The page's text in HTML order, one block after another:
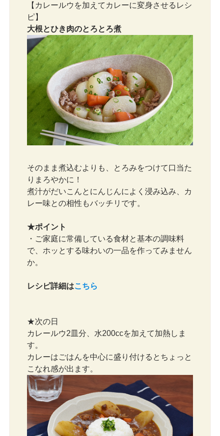
【カレールウを加えてカレーに変身させるレシ
ピ】
大根とひき肉のとろとろ煮
そのまま煮込むよりも、とろみをつけて口当た
りまろやかに！
煮汁がだいこんとにんじんによく浸み込み、カ
レー味との相性もバッチリです。
★ポイント
・ご家庭に常備している食材と基本の調味料
で、ホッとする味わいの一品を作ってみません
か。
レシピ詳細はこちら
★次の日
カレールウ2皿分、水200ccを加えて加熱しま
す。
カレーはごはんを中心に盛り付けるとちょっと
こなれ感が出ます。